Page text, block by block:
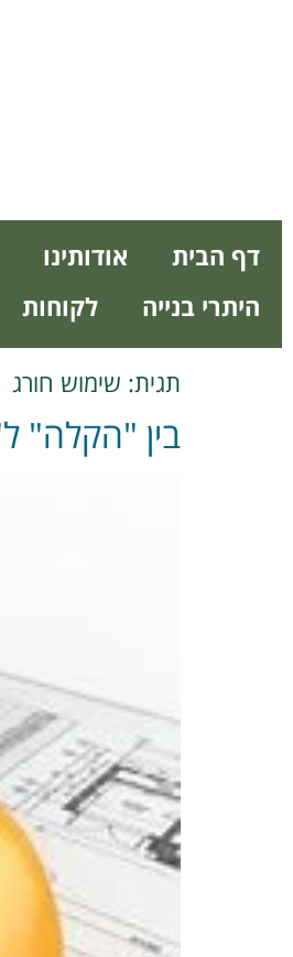
דף הבית אודותינו
היתרי בנייה
לקוחות
תגית: שימוש חורג
בין "הקלה"